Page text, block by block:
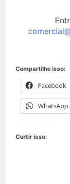
Compartilhe isso:
Facebook
WhatsApp
Curtir isso: